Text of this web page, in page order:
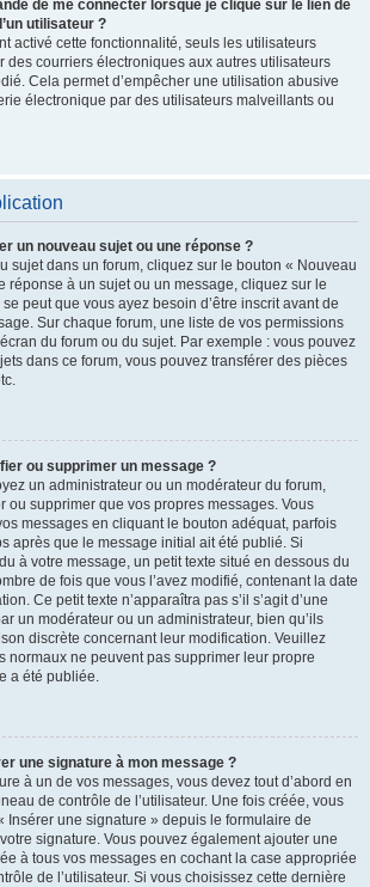
de me connecter lorsque je clique sur le lien de
utilisateur ?
activé cette fonctionnalité, seuls les utilisateurs
des courriers électroniques aux autres utilisateurs
Cela permet d’empêcher une utilisation abusive
électronique par des utilisateurs malveillants ou
un nouveau sujet ou une réponse ?
sujet dans un forum, cliquez sur le bouton « Nouveau
réponse à un sujet ou un message, cliquez sur le
peut que vous ayez besoin d’être inscrit avant de
Sur chaque forum, une liste de vos permissions
du forum ou du sujet. Par exemple : vous pouvez
dans ce forum, vous pouvez transférer des pièces
ou supprimer un message ?
un administrateur ou un modérateur du forum,
ou supprimer que vos propres messages. Vous
messages en cliquant le bouton adéquat, parfois
après que le message initial ait été publié. Si
à votre message, un petit texte situé en dessous du
de fois que vous l’avez modifié, contenant la date
Ce petit texte n’apparaîtra pas s’il s’agit d’une
un modérateur ou un administrateur, bien qu’ils
discrète concernant leur modification. Veuillez
normaux ne peuvent pas supprimer leur propre
a été publiée.
une signature à mon message ?
à un de vos messages, vous devez tout d’abord en
de contrôle de l’utilisateur. Une fois créée, vous
Insérer une signature » depuis le formulaire de
signature. Vous pouvez également ajouter une
à tous vos messages en cochant la case appropriée
de l’utilisateur. Si vous choisissez cette dernière